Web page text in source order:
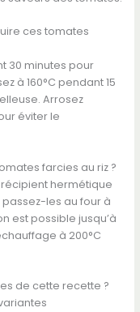
ces tomates
30 minutes pour
à 160°C pendant 15
Arrosez
éviter le
farcies au riz ?
hermétique
passez-les au four à
est possible jusqu’à
à 200°C
de cette recette ?